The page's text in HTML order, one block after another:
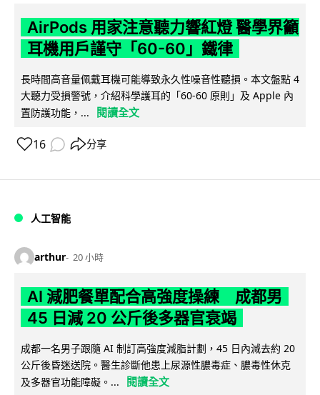
AirPods 用家注意聽力響紅燈 醫學界籲
耳機用戶謹守「60-60」鐵律
長時間高音量佩戴耳機可能導致永久性噪音性聽損。本文盤點 4
大聽力受損警號，介紹科學護耳的「60-60 原則」及 Apple 內
置防護功能，...
閱讀全文
16 分享
人工智能
arthur 20 小時
AI 減肥餐單配合高強度操練 成都男
45 日減 20 公斤後多器官衰竭
成都一名男子跟隨 AI 制訂高強度減脂計劃，45 日內減去約 20
公斤後昏迷送院。醫生診斷他患上尿源性膿毒症、膿毒性休克
及多器官功能障礙。...
閱讀全文